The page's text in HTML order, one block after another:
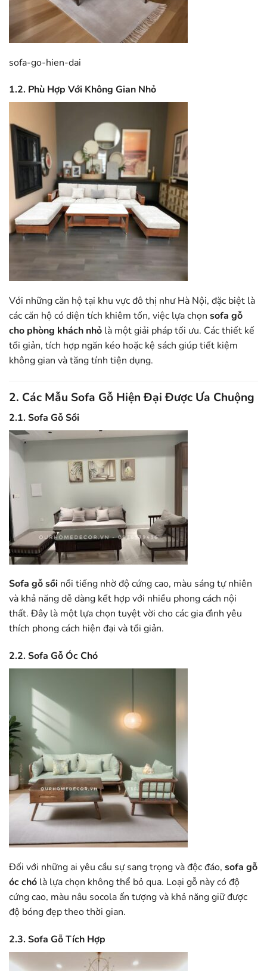
sofa-go-hien-dai
1.2. Phù Hợp Với Không Gian Nhỏ
Với những căn hộ tại khu vực đô thị như Hà Nội, đặc biệt là
các căn hộ có diện tích khiêm tốn, việc lựa chọn sofa gỗ
cho phòng khách nhỏ là một giải pháp tối ưu. Các thiết kế
tối giản, tích hợp ngăn kéo hoặc kệ sách giúp tiết kiệm
không gian và tăng tính tiện dụng.
2. Các Mẫu Sofa Gỗ Hiện Đại Được Ưa Chuộng
2.1. Sofa Gỗ Sồi
Sofa gỗ sồi nổi tiếng nhờ độ cứng cao, màu sáng tự nhiên
và khả năng dễ dàng kết hợp với nhiều phong cách nội
thất. Đây là một lựa chọn tuyệt vời cho các gia đình yêu
thích phong cách hiện đại và tối giản.
2.2. Sofa Gỗ Óc Chó
Đối với những ai yêu cầu sự sang trọng và độc đáo, sofa gỗ
óc chó là lựa chọn không thể bỏ qua. Loại gỗ này có độ
cứng cao, màu nâu socola ấn tượng và khả năng giữ được
độ bóng đẹp theo thời gian.
2.3. Sofa Gỗ Tích Hợp